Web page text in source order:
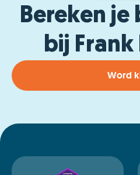
Bereken je
bij Frank
Word